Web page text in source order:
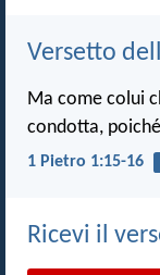
Versetto
Ma come colui
condotta,
1 Pietro 1:15-16
Ricevi il